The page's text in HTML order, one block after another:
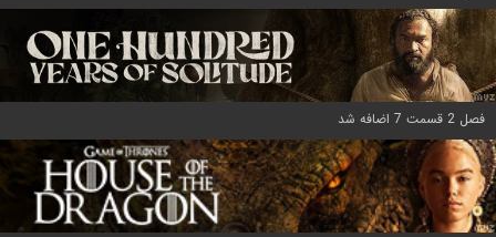
فصل 2 قسمت 7 اضافه شد